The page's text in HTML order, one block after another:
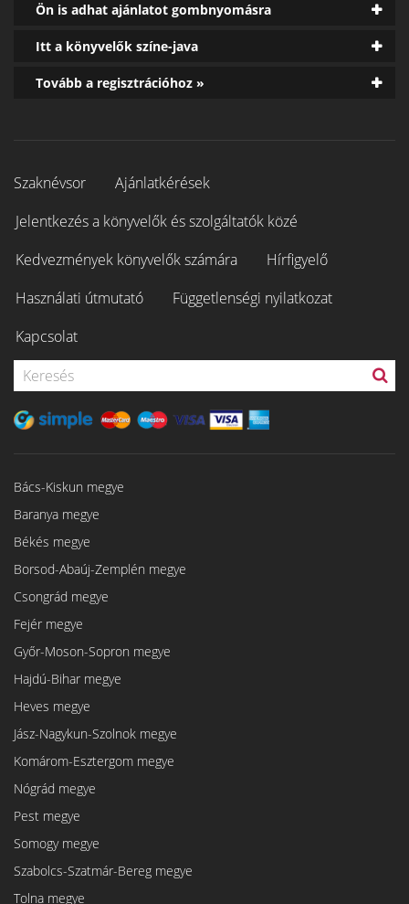
Ön is adhat ajánlatot gombnyomásra
Itt a könyvelők színe-java
Tovább a regisztrációhoz »
Szaknévsor
Ajánlatkérések
Jelentkezés a könyvelők és szolgáltatók közé
Kedvezmények könyvelők számára
Hírfigyelő
Használati útmutató
Függetlenségi nyilatkozat
Kapcsolat
Bács-Kiskun megye
Baranya megye
Békés megye
Borsod-Abaúj-Zemplén megye
Csongrád megye
Fejér megye
Győr-Moson-Sopron megye
Hajdú-Bihar megye
Heves megye
Jász-Nagykun-Szolnok megye
Komárom-Esztergom megye
Nógrád megye
Pest megye
Somogy megye
Szabolcs-Szatmár-Bereg megye
Tolna megye